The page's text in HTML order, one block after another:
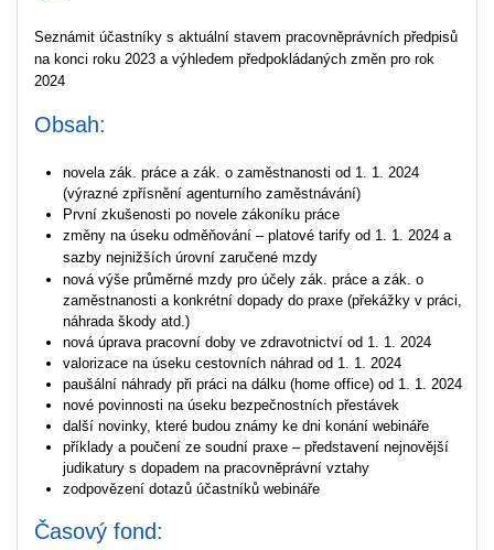
Seznámit účastníky s aktuální stavem pracovněprávních předpisů
na konci roku 2023 a výhledem předpokládaných změn pro rok
2024
Obsah:
novela zák. práce a zák. o zaměstnanosti od 1. 1. 2024
(výrazné zpřísnění agenturního zaměstnávání)
První zkušenosti po novele zákoníku práce
změny na úseku odměňování – platové tarify od 1. 1. 2024 a
sazby nejnižších úrovní zaručené mzdy
nová výše průměrné mzdy pro účely zák. práce a zák. o
zaměstnanosti a konkrétní dopady do praxe (překážky v práci,
náhrada škody atd.)
nová úprava pracovní doby ve zdravotnictví od 1. 1. 2024
valorizace na úseku cestovních náhrad od 1. 1. 2024
paušální náhrady při práci na dálku (home office) od 1. 1. 2024
nové povinnosti na úseku bezpečnostních přestávek
další novinky, které budou známy ke dni konání webináře
příklady a poučení ze soudní praxe – představení nejnovější
judikatury s dopadem na pracovněprávní vztahy
zodpovězení dotazů účastníků webináře
Časový fond: